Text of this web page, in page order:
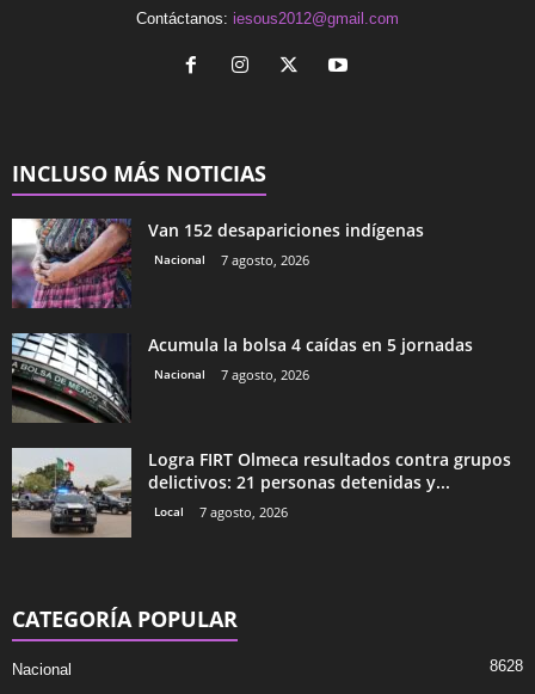
Contáctanos: iesous2012@gmail.com
INCLUSO MÁS NOTICIAS
Van 152 desapariciones indígenas
Nacional 7 agosto, 2026
Acumula la bolsa 4 caídas en 5 jornadas
Nacional 7 agosto, 2026
Logra FIRT Olmeca resultados contra grupos
delictivos: 21 personas detenidas y...
Local 7 agosto, 2026
CATEGORÍA POPULAR
Nacional
8628